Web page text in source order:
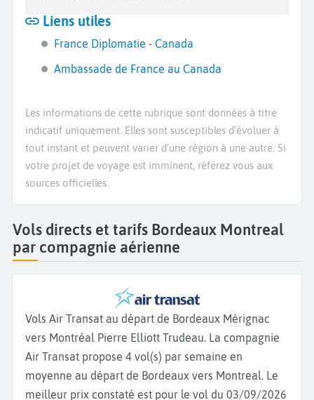
Liens utiles
France Diplomatie - Canada
Ambassade de France au Canada
Les informations de cette rubrique sont données à titre
indicatif uniquement. Elles sont susceptibles d’évoluer à
tout instant et peuvent varier d’une région à une autre. Si
votre projet de voyage est imminent, référez vous aux
sources officielles.
Vols directs et tarifs Bordeaux Montreal
par compagnie aérienne
Vols Air Transat au départ de Bordeaux Mérignac
vers Montréal Pierre Elliott Trudeau. La compagnie
Air Transat propose 4 vol(s) par semaine en
moyenne au départ de Bordeaux vers Montreal. Le
meilleur prix constaté est pour le vol du 03/09/2026